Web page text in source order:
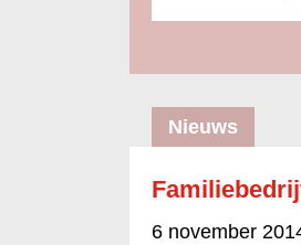
Nieuws
6 november